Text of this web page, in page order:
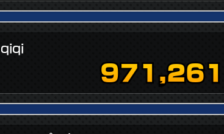
qiqi
971,261